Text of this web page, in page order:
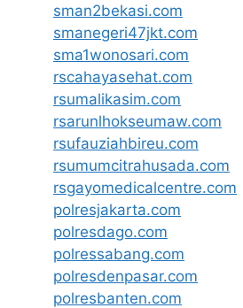
sman2bekasi.com
smanegeri47jkt.com
sma1wonosari.com
rscahayasehat.com
rsumalikasim.com
rsarunlhokseumaw.com
rsufauziahbireu.com
rsumumcitrahusada.com
rsgayomedicalcentre.com
polresjakarta.com
polresdago.com
polressabang.com
polresdenpasar.com
polresbanten.com